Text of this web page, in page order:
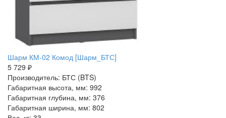
Шарм КМ-02 Комод [Шарм_БТС]
5 729 ₽
Производитель: БТС (BTS)
Габаритная высота, мм: 992
Габаритная глубина, мм: 376
Габаритная ширина, мм: 802